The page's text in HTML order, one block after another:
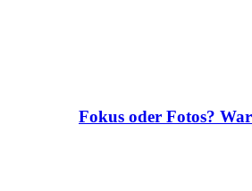
Fokus oder Fotos?